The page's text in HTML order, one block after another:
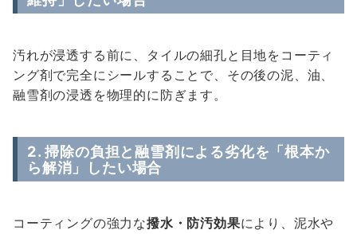
汚れが浸透する前に、タイルの細孔と目地をコーティ
ング剤で完全にシールすることで、その後の泥、油、
融雪剤の浸透を物理的に防ぎます。
2. 掃除の負担と融雪剤による劣化を「根本か
ら解消」したい場合
コーティングの強力な撥水・防汚効果により、泥水や